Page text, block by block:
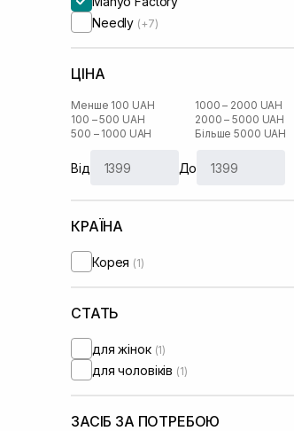
Needly (+7)
ЦІНА
Менше 100 UAH
100 – 500 UAH
500 – 1000 UAH
1000 – 2000 UAH
2000 – 5000 UAH
Більше 5000 UAH
Від До
КРАЇНА
Корея (1)
СТАТЬ
для жінок (1)
для чоловіків (1)
ЗАСІБ ЗА ПОТРЕБОЮ